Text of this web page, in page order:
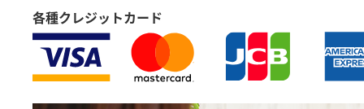
各種クレジットカード